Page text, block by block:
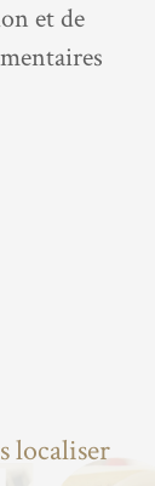
et de
localiser